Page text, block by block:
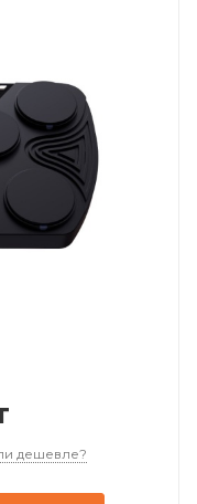
дешевле?